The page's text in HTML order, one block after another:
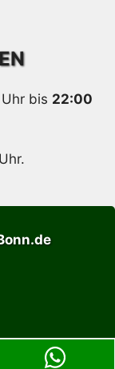
Uhr bis 22:00
Uhr.